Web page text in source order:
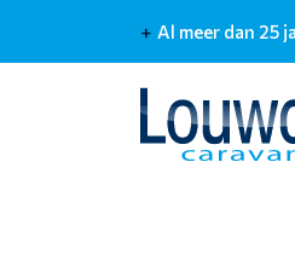
Al meer dan 25